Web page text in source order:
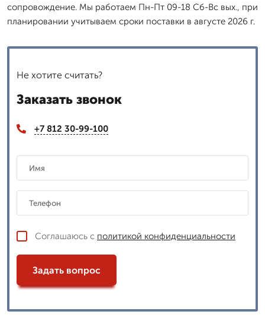
сопровождение. Мы работаем Пн-Пт 09-18 Сб-Вс вых., при
планировании учитываем сроки поставки в августе 2026 г.
Не хотите считать?
Заказать звонок
+7 812 30-99-100
Соглашаюсь с политикой конфиденциальности
Задать вопрос